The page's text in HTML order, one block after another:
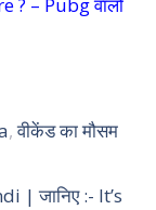
– Pubg वालों
,वीकेंड का मौसम
| जानिए :- It’s